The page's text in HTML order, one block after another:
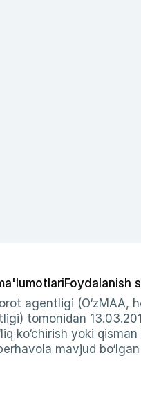
Foydalanish
agentligi (O‘zMAA,
tomonidan
ko‘chirish yoki
mavjud